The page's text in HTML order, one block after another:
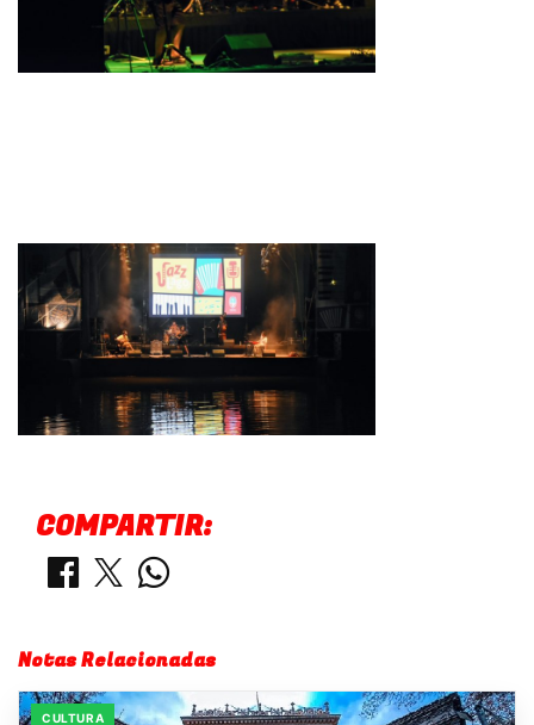
COMPARTIR:
Notas Relacionadas
CULTURA